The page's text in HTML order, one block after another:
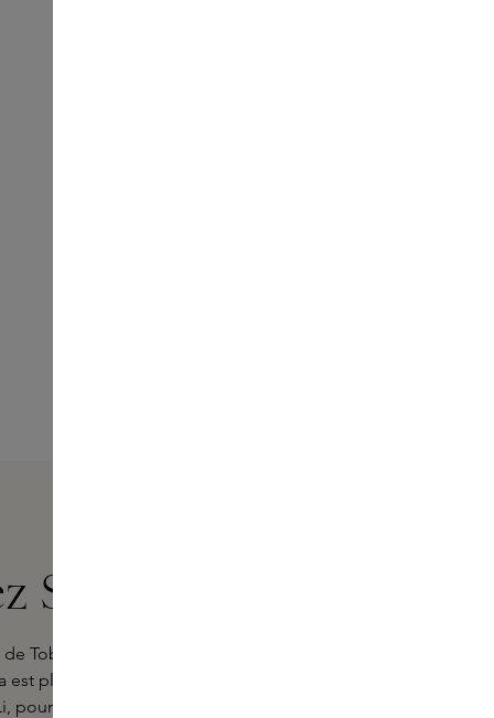
Skins
Tobba, une marque qui réunit
plus qu'un parfum, c'est un
exciter vos sens et laisser